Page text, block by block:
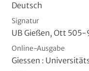
Deutsch
Signatur
UB Gießen, Ott 505-
Online-Ausgabe
Giessen :